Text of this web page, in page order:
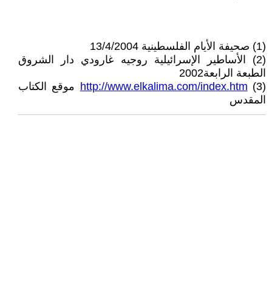
(1) صحيفة الأيام الفلسطينية 13/4/2004
(2) الأساطير الإسرائيلية روجيه غارودي دار الشروق
الطبعة الرابعة2002
(3)
http://www.elkalima.com/index.htm موقع الكتاب
المقدس